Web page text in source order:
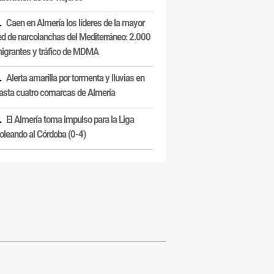
Caen en Almería los líderes de la mayor
de narcolanchas del Mediterráneo: 2.000
y tráfico de MDMA
Alerta amarilla por tormenta y lluvias en
cuatro comarcas de Almería
El Almería toma impulso para la Liga
al Córdoba (0-4)